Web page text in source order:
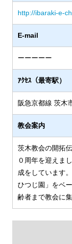
http://ibaraki-e-
E-mail
ーーーーー
ｱｸｾｽ（最寄駅）
阪急京都線 茨
教会案内
茨木教会の開拓
０周年を迎えま
成をしています
ひつじ園」をベ
齢者まで教会に